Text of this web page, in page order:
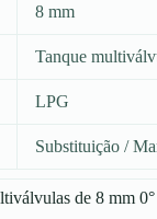
8 mm
Tanque
LPG
Substituição /
de 8 mm